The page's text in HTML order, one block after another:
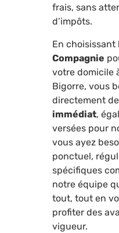
frais, sans
d’impôts.
En choisissant
Compagnie
votre domicile
Bigorre, vous
directement
immédiat,
versées pour
vous ayez
ponctuel,
spécifiques
notre équipe
tout, tout en
profiter des
vigueur.